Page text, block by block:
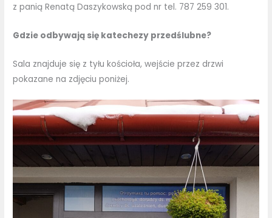
z panią Renatą Daszykowską pod nr tel. 787 259 301.
Gdzie odbywają się katechezy przedślubne?
Sala znajduje się z tyłu kościoła, wejście przez drzwi
pokazane na zdjęciu poniżej.